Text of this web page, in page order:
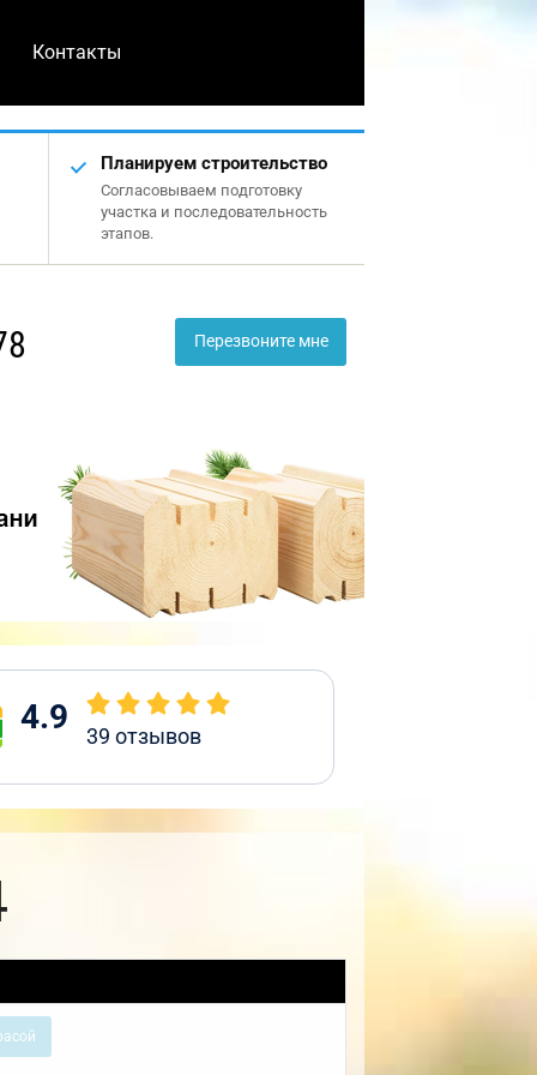
Контакты
Планируем строительство
Согласовываем подготовку
участка и последовательность
этапов.
Перезвоните мне
4.9 39 отзывов